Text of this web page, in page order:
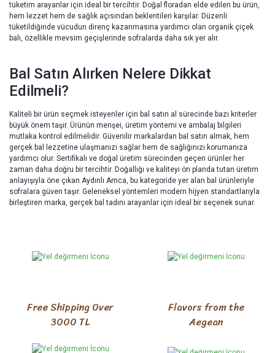
tüketim arayanlar için ideal bir tercihtir. Doğal floradan elde edilen bu ürün,
hem lezzet hem de sağlık açısından beklentileri karşılar. Düzenli
tüketildiğinde vücudun direnç kazanmasına yardımcı olan organik çiçek
balı, özellikle mevsim geçişlerinde sofralarda daha sık yer alır.
Bal Satın Alırken Nelere Dikkat
Edilmeli?
Kaliteli bir ürün seçmek isteyenler için bal satın al sürecinde bazı kriterler
büyük önem taşır. Ürünün menşei, üretim yöntemi ve ambalaj bilgileri
mutlaka kontrol edilmelidir. Güvenilir markalardan bal satın almak, hem
gerçek bal lezzetine ulaşmanızı sağlar hem de sağlığınızı korumanıza
yardımcı olur. Sertifikalı ve doğal üretim sürecinden geçen ürünler her
zaman daha doğru bir tercihtir. Doğallığı ve kaliteyi ön planda tutan üretim
anlayışıyla öne çıkan Aydınlı Amca, bu kategoride yer alan bal ürünleriyle
sofralara güven taşır. Geleneksel yöntemleri modern hijyen standartlarıyla
birleştiren marka, gerçek bal tadını arayanlar için ideal bir seçenek sunar.
Free Shipping Over
3000 TL
Flavors from the
Aegean